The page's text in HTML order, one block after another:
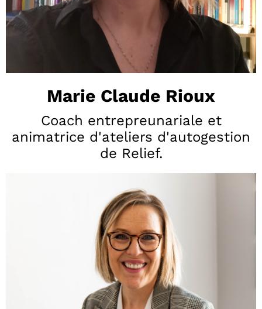
Marie Claude Rioux
Coach entrepreunariale et
animatrice d'ateliers d'autogestion
de Relief.